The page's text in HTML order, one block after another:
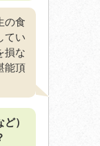
の食
てい
損な
能頂
）